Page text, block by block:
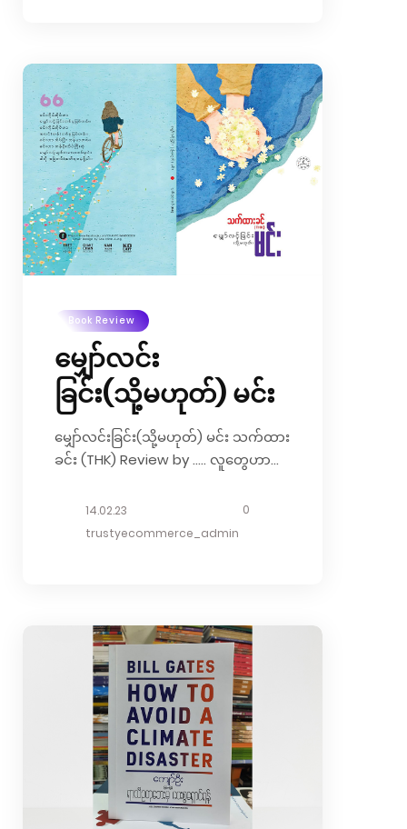
တချို့ကို ဖြုတ်ထားခဲ့ကာ အသစ်စာပုဒ်
တချို့ကို ထပ်မံဖြည့်စွက်ထားပါတယ် .. ”
သိပ်အံမ၀င်တဲ့ စာမူတချို့ကို ဖြုတ်ပြီး
နောက်ထပ်စာမူအသစ်တချို့ကို ထပ်ဖြည့်
လိုက်ဝောာ့ စာအုပ်ဟာ ပန်းရနံ့တွေ ပို
သင်းထုံသွားသလိုပါပဲ .. ပန်းရံနံ့လေးတွေ
က ဖတ်သူရဲ့ မျက်လုံးကနေတစ်ဆင့် ရင်
ထဲစိမ့်၀င်ပြီး နှလုံးသားကို ပိုနူးညံ့သွားစေ
မယ် ထင်ပါတယ်...
Book Review
မျှော်လင်း
ခြင်း(သို့မဟုတ်) မင်း
မျှော်လင်းခြင်း(သို့မဟုတ်) မင်း သက်ထား
ခင်း (THK) Review by ….. လူတွေဟာ
ကြရင် တစ်ယောက်ရဲ့ မျှော်လင့်ခြင်းကို
တစ်ယောက်ဆီမှာ ပုံအပ်ရင်း ရှင်သန်ကြ
ပျက်စီးသွားတော့တာပဲ .. အဲဒီ မျှော်လင့်
ခြင်း အကျိုးအပဲ့တွေကို ဆုပ်ကိုင်းရင်း
လမ်းခုလတ်မှာ လမ်းပျောက်နေတဲ့သူတွေ
၊ လမ်းတဝက်မှာ ကျန်နေခဲ့ရတဲ့သူတွေ ..
မျှော်လင့်ခြင်းကို ချစ်ရသူအပေါ်မှာ
တည်ဆောက်ထားပြီး ကိုယ့်ချစ်ခြင်း
မေတ္တာနဲ့ကိုယ် ရင်ကွဲနေရတဲ့သူတွေ ၊
နောက် .. နေ့ရက်တွေတိုင်းမှာ...
14.02.23
0
trustyecommerce_admin